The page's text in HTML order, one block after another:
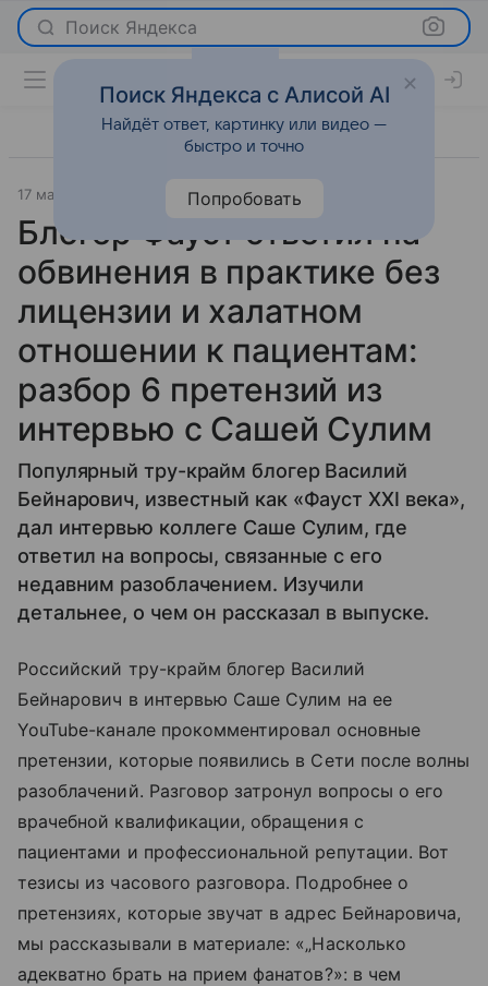
Поиск Яндекса
17 мая 2026 Psychologies.ru
Блогер Фауст ответил на
обвинения в практике без
лицензии и халатном
отношении к пациентам:
разбор 6 претензий из
интервью с Сашей Сулим
Популярный тру-крайм блогер Василий
Бейнарович, известный как «Фауст XXI века»,
дал интервью коллеге Саше Сулим, где
ответил на вопросы, связанные с его
недавним разоблачением. Изучили
детальнее, о чем он рассказал в выпуске.
Российский тру-крайм блогер Василий
Бейнарович в интервью Саше Сулим на ее
YouTube-канале прокомментировал основные
претензии, которые появились в Сети после волны
разоблачений. Разговор затронул вопросы о его
врачебной квалификации, обращения с
пациентами и профессиональной репутации. Вот
тезисы из часового разговора. Подробнее о
претензиях, которые звучат в адрес Бейнаровича,
мы рассказывали в материале: «„Насколько
адекватно брать на прием фанатов?»: в чем
Поиск Яндекса с Алисой AI
Найдёт ответ, картинку или видео —
быстро и точно
Попробовать